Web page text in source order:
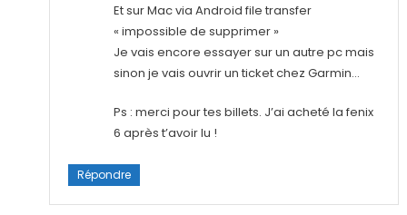
Et sur Mac via Android file transfer
« impossible de supprimer »
Je vais encore essayer sur un autre pc mais
sinon je vais ouvrir un ticket chez Garmin…
Ps : merci pour tes billets. J’ai acheté la fenix
6 après t’avoir lu !
Répondre